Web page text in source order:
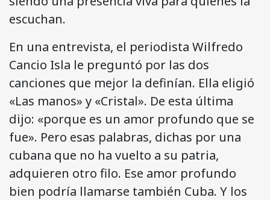
escuchan.
En una entrevista, el periodista Wilfredo
Cancio Isla le preguntó por las dos
canciones que mejor la definían. Ella eligió
«Las manos» y «Cristal». De esta última
dijo: «porque es un amor profundo que se
fue». Pero esas palabras, dichas por una
cubana que no ha vuelto a su patria,
adquieren otro filo. Ese amor profundo
bien podría llamarse también Cuba. Y los